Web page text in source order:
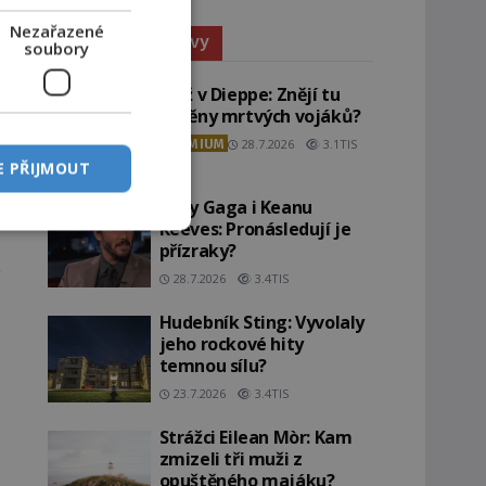
Paranormální jevy
Pláž v Dieppe: Znějí tu
ozvěny mrtvých vojáků?
PREMIUM 28.7.2026 3.1TIS
Lady Gaga i Keanu
Reeves: Pronásledují je
přízraky?
28.7.2026 3.4TIS
Hudebník Sting: Vyvolaly
jeho rockové hity
temnou sílu?
23.7.2026 3.4TIS
Strážci Eilean Mòr: Kam
zmizeli tři muži z
opuštěného majáku?
Nezařazené
soubory
PŘIJMOUT